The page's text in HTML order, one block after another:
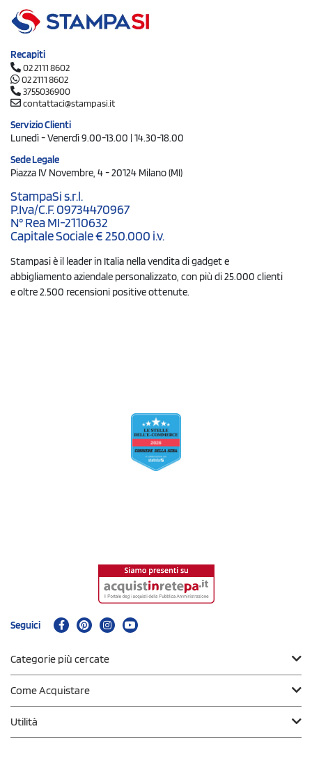
Recapiti
02 2111 8602
02 2111 8602
3755036900
contattaci@stampasi.it
Servizio Clienti
Lunedì - Venerdì 9.00-13.00 | 14.30-18.00
Sede Legale
Piazza IV Novembre, 4 - 20124 Milano (MI)
StampaSi s.r.l.
P.Iva/C.F. 09734470967
N° Rea MI-2110632
Capitale Sociale € 250.000 i.v.
Stampasi è il leader in Italia nella vendita di gadget e
abbigliamento aziendale personalizzato, con più di 25.000 clienti
e oltre 2.500 recensioni positive ottenute.
Seguici
Categorie più cercate
Come Acquistare
Utilità